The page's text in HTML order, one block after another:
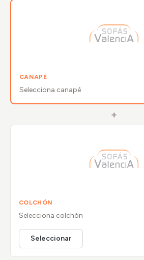
CANAPÉ
Selecciona canapé
+
COLCHÓN
Selecciona colchón
Seleccionar